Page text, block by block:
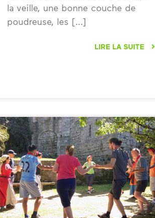
la veille, une bonne couche de
poudreuse, les
LIRE LA SUITE